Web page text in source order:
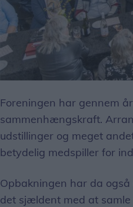
Foreningen har gennem
sammenhængskraft.
udstillinger og meget
betydelig medspiller for
Opbakningen har da
det sjældent med at